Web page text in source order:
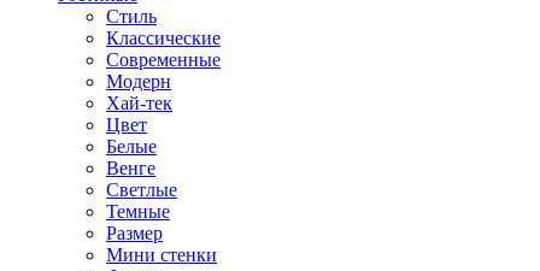
Стиль
Классические
Современные
Модерн
Хай-тек
Цвет
Белые
Венге
Светлые
Темные
Размер
Мини стенки